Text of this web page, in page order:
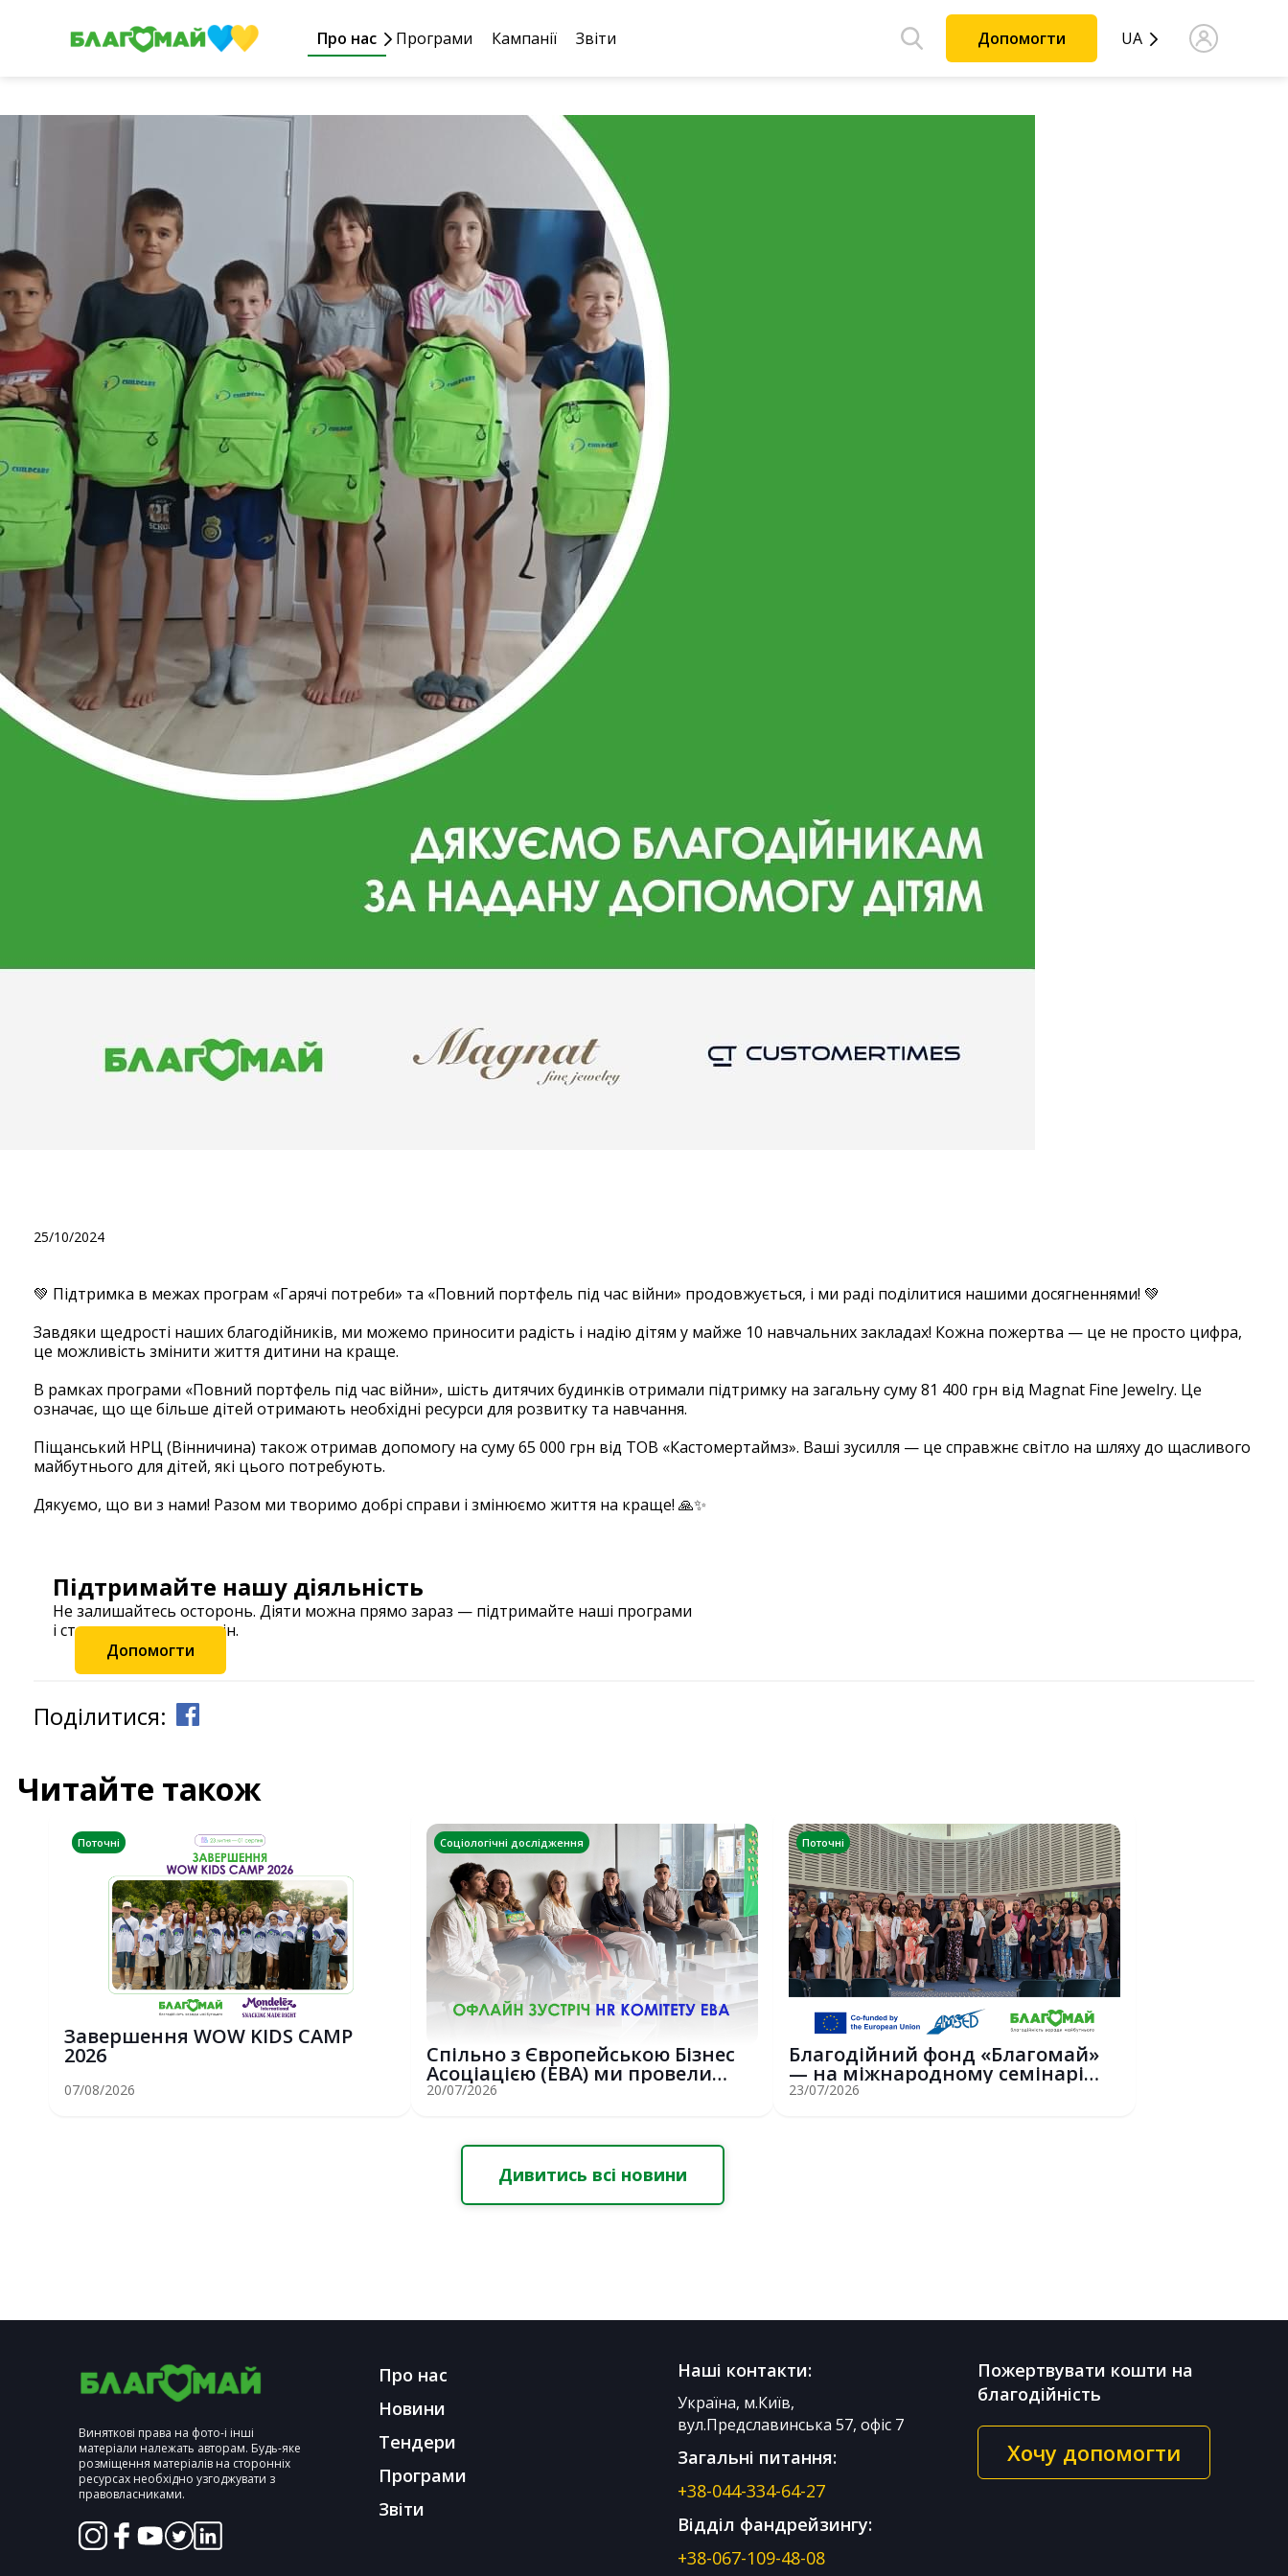
Про нас Програми Кампанії Звіти Допомогти UA
25/10/2024
💚 Підтримка в межах програм «Гарячі потреби» та «Повний портфель під час війни» продовжується, і ми раді поділитися нашими досягненнями! 💚
Завдяки щедрості наших благодійників, ми можемо приносити радість і надію дітям у майже 10 навчальних закладах! Кожна пожертва — це не просто цифра,
це можливість змінити життя дитини на краще.
В рамках програми «Повний портфель під час війни», шість дитячих будинків отримали підтримку на загальну суму 81 400 грн від Magnat Fine Jewelry. Це
означає, що ще більше дітей отримають необхідні ресурси для розвитку та навчання.
Піщанський НРЦ (Вінничина) також отримав допомогу на суму 65 000 грн від ТОВ «Кастомертаймз». Ваші зусилля — це справжнє світло на шляху до щасливого
майбутнього для дітей, які цього потребують.
Дякуємо, що ви з нами! Разом ми творимо добрі справи і змінюємо життя на краще! 🙏✨
Підтримайте нашу діяльність
Не залишайтесь осторонь. Діяти можна прямо зараз — підтримайте наші програми
і станьте частиною змін.
Допомогти
Поділитися:
Читайте також
Поточні
Завершення WOW KIDS CAMP
2026
07/08/2026
Соціологічні дослідження
Спільно з Європейською Бізнес
Асоціацією (EBA) ми провели
потужну о...
20/07/2026
Поточні
Благодійний фонд «Благомай»
— на міжнародному семінарі
Erasmus+ у С...
23/07/2026
Дивитись всі новини
Виняткові права на фото-і інші
матеріали належать авторам. Будь-яке
розміщення матеріалів на сторонніх
ресурсах необхідно узгоджувати з
правовласниками.
Про нас
Новини
Тендери
Програми
Звіти
Наші контакти:
Україна, м.Київ,
вул.Предславинська 57, офіс 7
Загальні питання:
+38-044-334-64-27
Відділ фандрейзингу:
+38-067-109-48-08
Пожертвувати кошти на
благодійність
Хочу допомогти